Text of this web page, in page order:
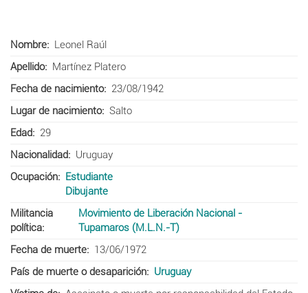
Nombre
Leonel Raúl
Apellido
Martínez Platero
Fecha de nacimiento
23/08/1942
Lugar de nacimiento
Salto
Edad
29
Nacionalidad
Uruguay
Ocupación
Estudiante
Dibujante
Militancia
política
Movimiento de Liberación Nacional -
Tupamaros (M.L.N.-T)
Fecha de muerte
13/06/1972
País de muerte o desaparición
Uruguay